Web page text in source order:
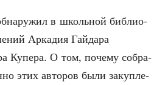
в школь­ной биб­лио­
Арка­дия Гай­да­ра
Купе­ра. О том, поче­му собра­
этих авто­ров были закуп­ле­